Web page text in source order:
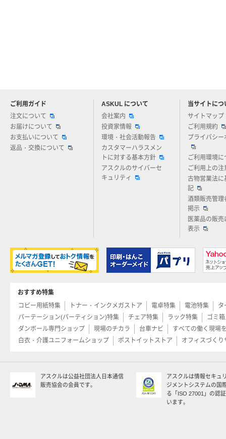
ご利用ガイド
注文について
お届けについて
お支払いについて
返品・交換について
ASKUL について
会社案内
投資家情報
環境・社会活動報告
カスタマーハラスメン
トに対する基本方針
アスクルのサイバーセ
キュリティ
当サイトにつ
サイトマップ
ご利用規約
プライバシー
ご利用環境に
ご利用上の注
古物営業法に
記
酒類販売管理
掲示
医薬品の販売
表示
アスクルについてお気軽にご質問ください
おすすめ特集
コピー用紙特集
トナー・インクメガストア 電卓特集 電池特集
タ
パーテーション(パーティション)特集
チェア特集 ラック特集
ゴミ
ダンボール専門ショップ
現場のチカラ 台車ナビ
すべての働く現場
白衣・介護ユニフォームショップ
ポストイットストア オフィスづくり
アスクルは公益社団法人日本通信
販売協会の会員です。
アスクルは情報セキュ
ジメントシステムの国
る「ISO 27001」の認
います。